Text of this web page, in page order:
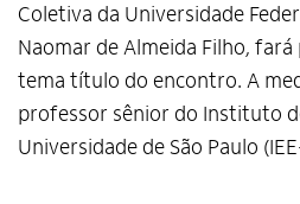
Coletiva da Universidade
Naomar de Almeida Filho,
tema título do encontro. A
professor sênior do Instituto
Universidade de São Paulo